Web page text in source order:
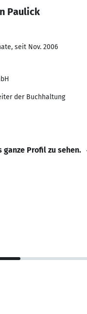
Paulick
seit Nov. 2006
der Buchhaltung
ganze Profil zu sehen.